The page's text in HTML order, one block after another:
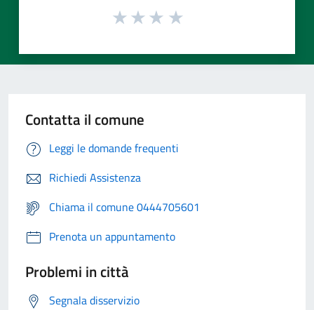
Contatta il comune
Leggi le domande frequenti
Richiedi Assistenza
Chiama il comune 0444705601
Prenota un appuntamento
Problemi in città
Segnala disservizio